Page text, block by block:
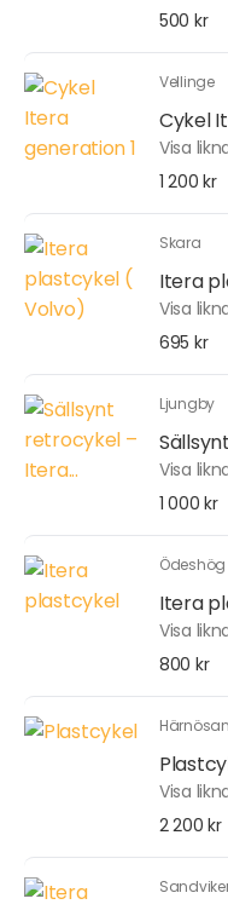
500 kr
Vellinge
Cykel
Visa
1 200 kr
Skara
Itera
Visa
695 kr
Ljungby
Visa
1 000 kr
Ödeshög
Itera
Visa
800 kr
Visa
2 200 kr